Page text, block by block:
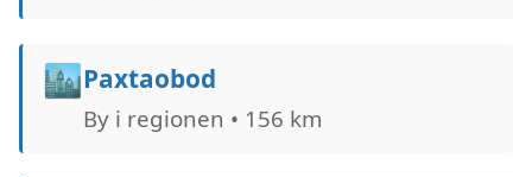
🏙️Paxtaobod
By i regionen • 156 km